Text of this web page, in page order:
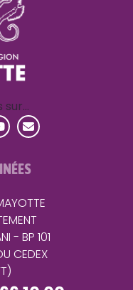
sur…
- BP 101
CEDEX